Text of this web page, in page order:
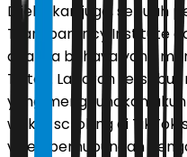
Dijelaskan juga, sebuah
Transparency Institute
adanya bahaya yang
Tiktok. Laporan tersebut
yang menggunakan
waktu scrolling di TikTok
video berhubungan